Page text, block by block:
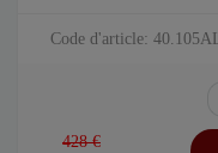
Code d'article:
428 €